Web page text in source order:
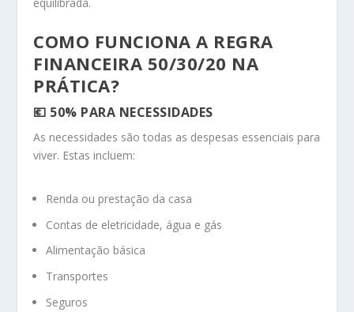
COMO FUNCIONA A REGRA
FINANCEIRA 50/30/20 NA
PRÁTICA?
💶 50% PARA NECESSIDADES
As necessidades são todas as despesas essenciais para
viver. Estas incluem:
Renda ou prestação da casa
Contas de eletricidade, água e gás
Alimentação básica
Transportes
Seguros